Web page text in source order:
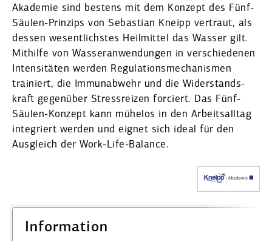
Akademie sind bestens mit dem Konzept des Fünf-
Säulen-Prinzips von Sebas­tian Kneipp vertraut, als
dessen wesent­lichstes Heilmittel das Wasser gilt.
Mithilfe von Wasser­an­wen­dungen in verschie­denen
Inten­si­täten werden Regula­ti­ons­me­cha­nismen
trainiert, die Immun­abwehr und die Wider­stands­
kraft gegenüber Stress­reizen forciert. Das Fünf-
Säulen-Konzept kann mühelos in den Arbeits­alltag
integriert werden und eignet sich ideal für den
Ausgleich der Work-Life-Balance.
Infor­mation